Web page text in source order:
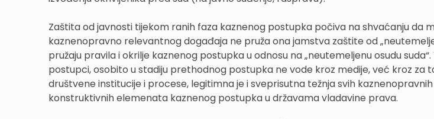
Zaštita od javnosti tijekom ranih faza kaznenog postupka počiva na shvaćanju da
kaznenopravno relevantnog događaja ne pruža ona jamstva zaštite od
pružaju pravila i okrilje kaznenog postupka u odnosu na „neutemeljenu osudu
postupci, osobito u stadiju prethodnog postupka ne vode kroz medije, već kroz za
društvene institucije i procese, legitimna je i sveprisutna težnja svih
konstruktivnih elemenata kaznenog postupka u državama vladavine prava.